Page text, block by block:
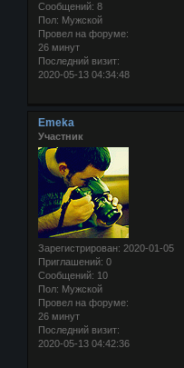
Сообщений: 8
Пол: Мужской
Провел на форуме:
26 минут
Последний визит:
2020-05-13 04:34:48
Emeka
Участник
Зарегистрирован: 2020-01-05
Приглашений: 0
Сообщений: 10
Пол: Мужской
Провел на форуме:
26 минут
Последний визит:
2020-05-13 04:42:36